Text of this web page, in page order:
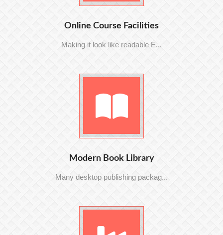
Online Course Facilities
Making it look like readable E...
Modern Book Library
Many desktop publishing packag...